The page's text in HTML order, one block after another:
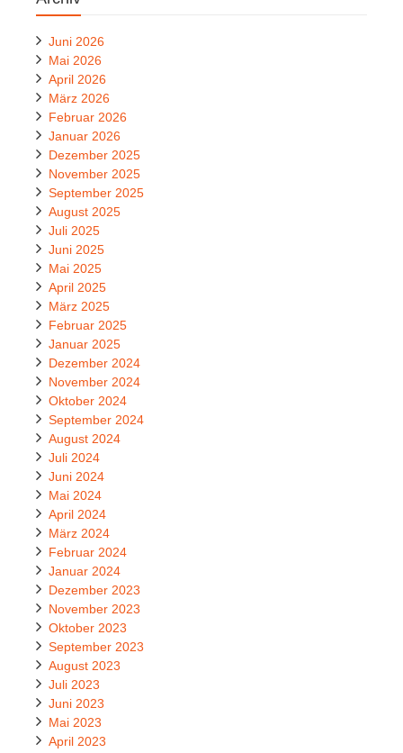
Juni 2026
Mai 2026
April 2026
März 2026
Februar 2026
Januar 2026
Dezember 2025
November 2025
September 2025
August 2025
Juli 2025
Juni 2025
Mai 2025
April 2025
März 2025
Februar 2025
Januar 2025
Dezember 2024
November 2024
Oktober 2024
September 2024
August 2024
Juli 2024
Juni 2024
Mai 2024
April 2024
März 2024
Februar 2024
Januar 2024
Dezember 2023
November 2023
Oktober 2023
September 2023
August 2023
Juli 2023
Juni 2023
Mai 2023
April 2023